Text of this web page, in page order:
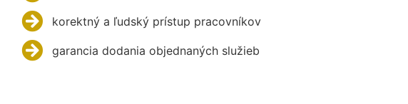
korektný a ľudský prístup pracovníkov
garancia dodania objednaných služieb